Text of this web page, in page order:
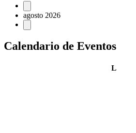
Eventos
agosto 2026
Calendario de Eventos
Llunes